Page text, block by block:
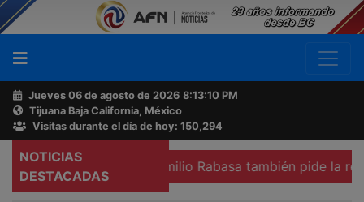
Jueves 06 de agosto de 2026 8:13:11 PM
Tijuana Baja California, México
Visitas durante el día de hoy: 150,294
NOTICIAS
DESTACADAS
Colegio Emilio Rabasa también pide la renuncia
Buscador
Acerca
de